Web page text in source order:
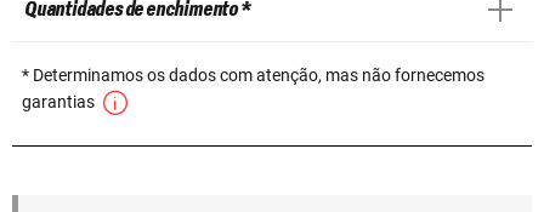
Quantidades de enchimento *
* Determinamos os dados com atenção, mas não fornecemos
garantias